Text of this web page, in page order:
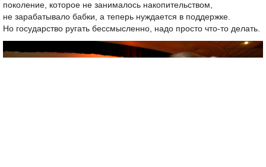
поколение, которое не занималось накопительством,
не зарабатывало бабки, а теперь нуждается в поддержке.
Но государство ругать бессмысленно, надо просто что-то делать.